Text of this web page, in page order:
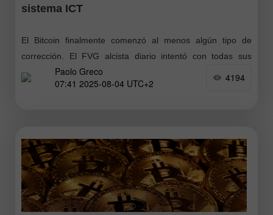
sistema ICT
El Bitcoin finalmente comenzó al menos algún tipo de
corrección. El FVG alcista diario intentó con todas sus
fuerzas mantener el precio por encima de sí mismo, pero
las estadísticas
Paolo Greco
07:41 2025-08-04 UTC+2
4194